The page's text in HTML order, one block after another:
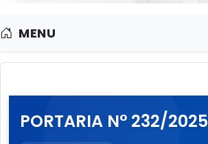
MENU
PORTARIA N° 232/2025